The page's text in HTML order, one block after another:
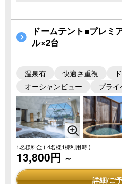
ドームテント■プレミ
ル×2台
温泉有 快適さ重視
オーシャンビュー
プラ
1名様料金( 4名様1棟利用時 )
13,800円 ～
詳細/ご